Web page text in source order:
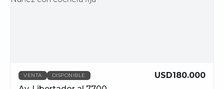
VENTA DISPONIBLE
USD180.000